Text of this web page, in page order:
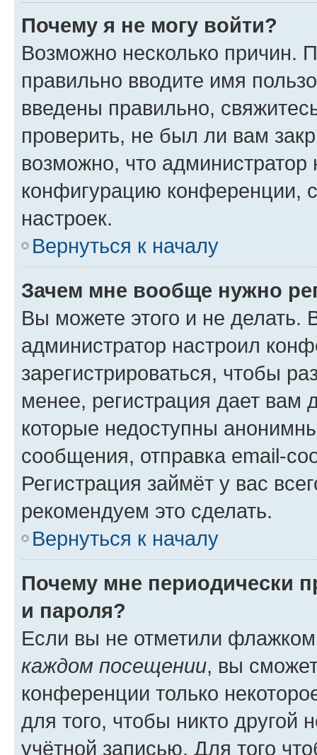
Почему я не могу войти?
Возможно несколько причин.
правильно вводите имя
введены правильно,
проверить, не был ли вам
возможно, что администратор
конфигурацию конференции,
настроек.
Вернуться к началу
Зачем мне вообще нужно
Вы можете этого и не делать.
администратор настроил
зарегистрироваться, чтобы
менее, регистрация дает вам
которые недоступны
сообщения, отправка email-
Регистрация займёт у вас
рекомендуем это сделать.
Вернуться к началу
Почему мне периодически
и пароля?
Если вы не отметили
каждом посещении, вы
конференции только
для того, чтобы никто другой
учётной записью. Для того